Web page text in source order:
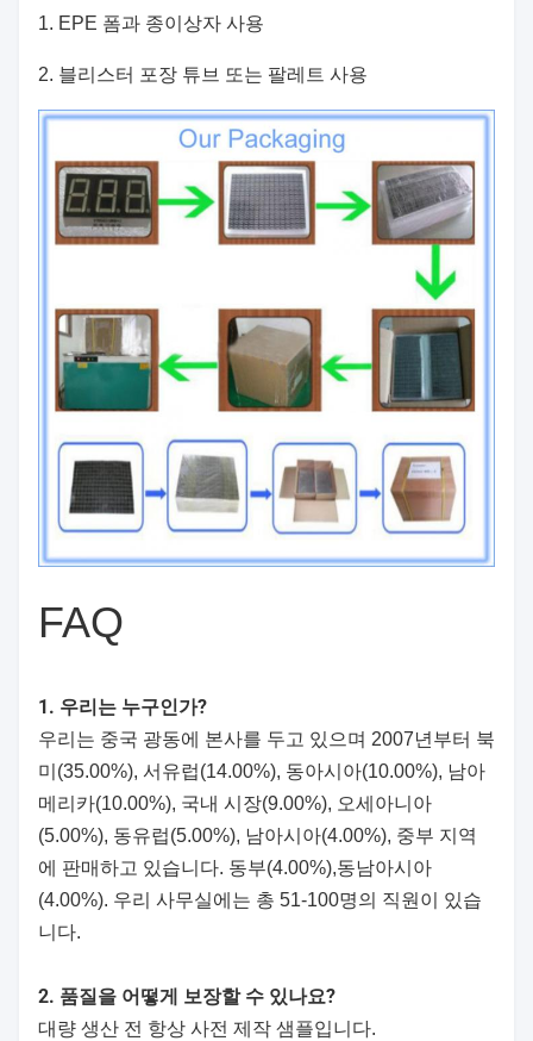
1. EPE 폼과 종이상자 사용
2. 블리스터 포장 튜브 또는 팔레트 사용
FAQ
1. 우리는 누구인가?
우리는 중국 광동에 본사를 두고 있으며 2007년부터 북
미(35.00%), 서유럽(14.00%), 동아시아(10.00%), 남아
메리카(10.00%), 국내 시장(9.00%), 오세아니아
(5.00%), 동유럽(5.00%), 남아시아(4.00%), 중부 지역
에 판매하고 있습니다. 동부(4.00%),동남아시아
(4.00%). 우리 사무실에는 총 51-100명의 직원이 있습
니다.
2. 품질을 어떻게 보장할 수 있나요?
대량 생산 전 항상 사전 제작 샘플입니다.